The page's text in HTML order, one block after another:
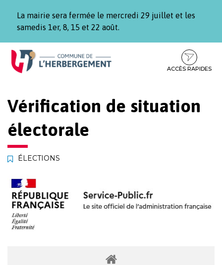
La mairie sera fermée le mercredi 29 juillet et les
samedis 1er, 8, 15 et 22 août.
Aller
Aller
contenu
Aller
pied
ACCÈS RAPIDES
Vérification de situation
électorale
ÉLECTIONS